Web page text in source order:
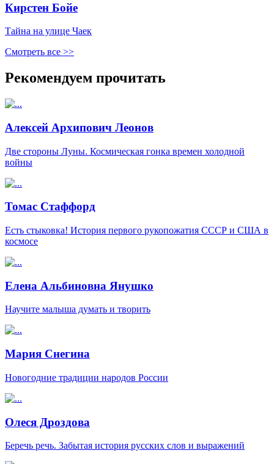
Кирстен Бойе
Тайна на улице Чаек
Смотреть все >>
Рекомендуем прочитать
Алексей Архипович Леонов
Две стороны Луны. Космическая гонка времен холодной
войны
Томас Стаффорд
Есть стыковка! История первого рукопожатия СССР и США в
космосе
Елена Альбиновна Янушко
Научите малыша думать и творить
Мария Снегина
Новогодние традиции народов России
Олеся Дроздова
Беречь речь. Забытая история русских слов и выражений